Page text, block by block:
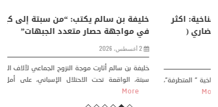
منذر بالضيافي يكتب حول: التغيرات المناخية: اكثر
من ظاهرة طبيعية .. تحول اجتماعي وحضاري (
مقاربة سوسيولوجية )
كتب: منذر بالضيافي بدأت قصتي مع التغييرات المناخية ” المتطرفة”،
منذ نهاية ثمانينات القرن الماضي، حين أطردنا ...